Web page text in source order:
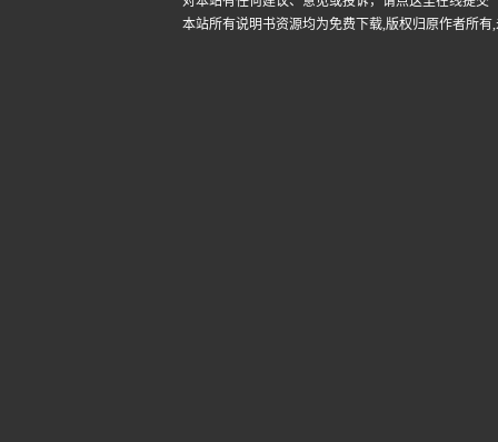
本站所有说明书资源均为免费下载,版权归原作者所